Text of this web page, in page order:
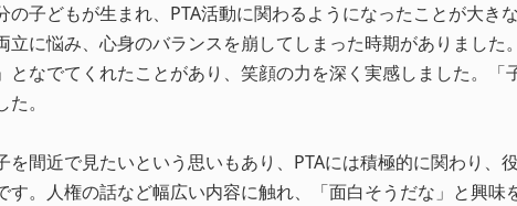
の子どもが生まれ、PTA活動に関わるようになったことが大き
立に悩み、心身のバランスを崩してしまった時期がありまし
となでてくれたことがあり、笑顔の力を深く実感しました。
。
を間近で見たいという思いもあり、PTAには積極的に関わり、
す。人権の話など幅広い内容に触れ、「面白そうだな」と興味